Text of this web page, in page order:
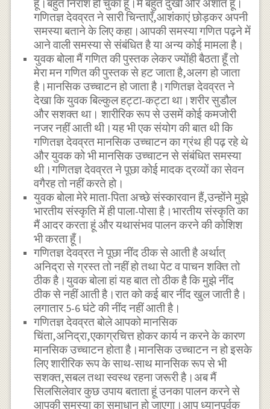
हूं।बहुत निराश हो चुका हूं।मैं बहुत दुखी और अशांत हूं।
गणितज्ञ देवव्रत ने सारी चिन्ताएँ,आशंकाएं छोड़कर अपनी
समस्या बताने के लिए कहा।आपकी समस्या गणित पढ़ने में
आने वाली समस्या से संबंधित है या अन्य कोई मामला है।
युवक बोला मैं गणित की पुस्तक लेकर ज्योंही बैठता हूँ तो
मेरा मन गणित की पुस्तक से हट जाता है,अलग हो जाता
है।मानसिक उच्चाटन हो जाता है।गणितज्ञ देवव्रत ने
देखा कि युवक बिल्कुल हट्टा-कट्टा था।शरीर सुडौल
और सशक्त था। शारीरिक रूप से उसमें कोई कमजोरी
नजर नहीं आती थी।यह भी एक संयोग की बात थी कि
गणितज्ञ देवव्रत मानसिक उच्चाटन का ग्रंथ ही पढ़ रहे थे
और युवक को भी मानसिक उच्चाटन से संबंधित समस्या
थी।गणितज्ञ देवव्रत ने पूछा कोई मादक द्रव्यों का सेवन
वगैरह तो नहीं करते हो।
युवक बोला मेरे माता-पिता अच्छे संस्कारवान हैं,उन्होंने मुझे
भारतीय संस्कृति में ही पाला-पोसा है।भारतीय संस्कृति का
मैं आदर करता हूं और यथासंभव पालन करने की कोशिश
भी करता हूँ।
गणितज्ञ देवव्रत ने पूछा नींद ठीक से आती है अर्थात्
अनिद्रा से ग्रस्त तो नहीं हो तथा पेट व पाचन शक्ति तो
ठीक है।युवक बोला हां यह बात तो ठीक है कि मुझे नींद
ठीक से नहीं आती है।रात को कई बार नींद खुल जाती है।
लगातार 5-6 घंटे की नींद नहीं आती है।
गणितज्ञ देवव्रत बोले आपको मानसिक
चिंता,अनिद्रा,एकाग्रचित्त होकर कार्य न करने के कारण
मानसिक उच्चाटन होता है।मानसिक उच्चाटन न हो इसके
लिए शारीरिक रूप के साथ-साथ मानसिक रूप से भी
सशक्त,सबल तथा स्वस्थ रहना जरूरी है।अब मैं
सिलसिलेवार कुछ उपाय बताता हूं उनका पालन करने से
आपकी समस्या का समाधान हो जाएगा।आप ध्यानपूर्वक